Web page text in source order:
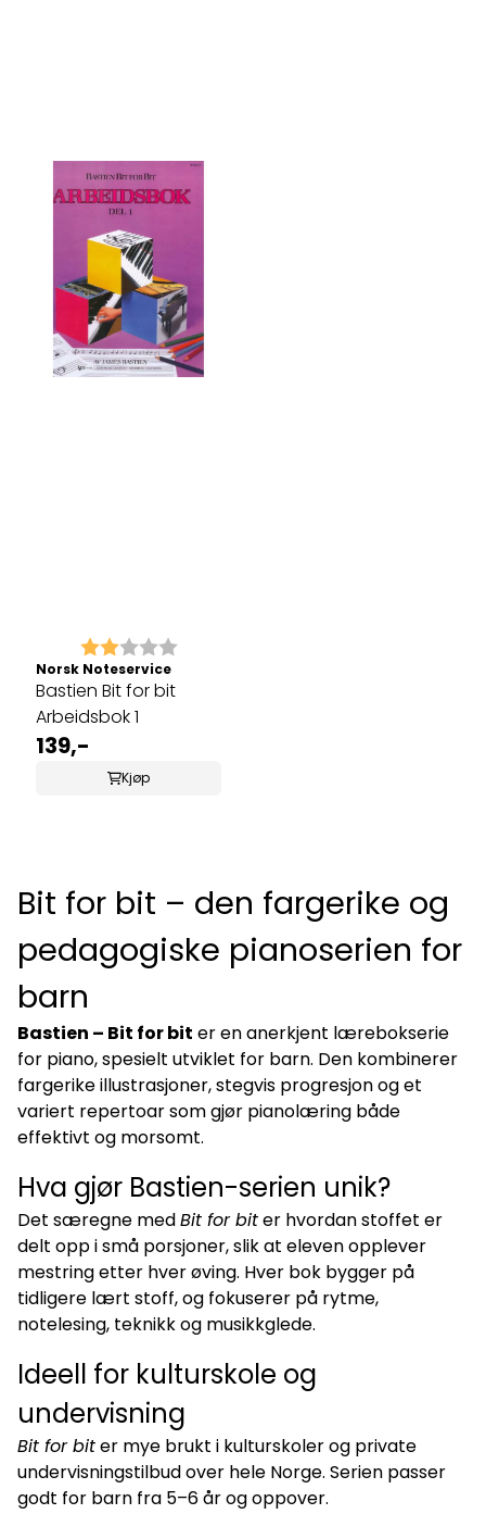
Karakter: 2.0 av 5 mulige
Norsk Noteservice
Bastien Bit for bit
Arbeidsbok 1
139,-
Kjøp
Bit for bit – den fargerike og
pedagogiske pianoserien for
barn
Bastien – Bit for bit er en anerkjent lærebokserie
for piano, spesielt utviklet for barn. Den kombinerer
fargerike illustrasjoner, stegvis progresjon og et
variert repertoar som gjør pianolæring både
effektivt og morsomt.
Hva gjør Bastien-serien unik?
Det særegne medBit for biter hvordan stoffet er
delt opp i små porsjoner, slik at eleven opplever
mestring etter hver øving. Hver bok bygger på
tidligere lært stoff, og fokuserer på rytme,
notelesing, teknikk og musikkglede.
Ideell for kulturskole og
undervisning
Bit for biter mye brukt i kulturskoler og private
undervisningstilbud over hele Norge. Serien passer
godt for barn fra 5–6 år og oppover.